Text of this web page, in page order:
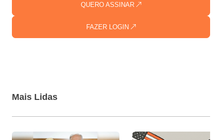
FAZER LOGIN
QUERO ASSINAR
Mais Lidas